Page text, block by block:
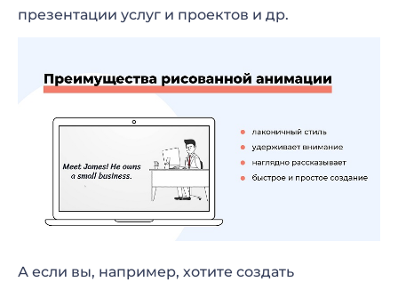
презентации услуг и проектов и др.
А если вы, например, хотите создать